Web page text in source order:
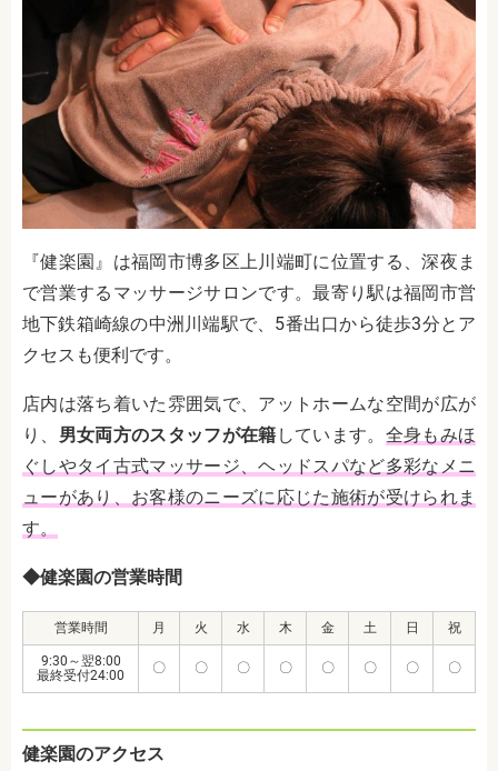
『健楽園』は福岡市博多区上川端町に位置する、深夜ま
で営業するマッサージサロンです。最寄り駅は福岡市営
地下鉄箱崎線の中洲川端駅で、5番出口から徒歩3分とア
クセスも便利です。
店内は落ち着いた雰囲気で、アットホームな空間が広が
り、 男女両方のスタッフが在籍 しています。 全身もみほ
ぐしやタイ古式マッサージ、ヘッドスパなど多彩なメニ
ューがあり、お客様のニーズに応じた施術が受けられま
す。
◆健楽園の営業時間
営業時間 月 火 水 木 金 土 日 祝
9:30～翌8:00
最終受付24:00
〇 〇 〇 〇 〇 〇 〇 〇
健楽園のアクセス